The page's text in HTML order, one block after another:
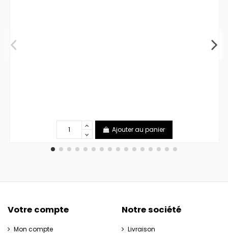
Ajouter au panier
Votre compte
Mon compte
Notre société
Livraison